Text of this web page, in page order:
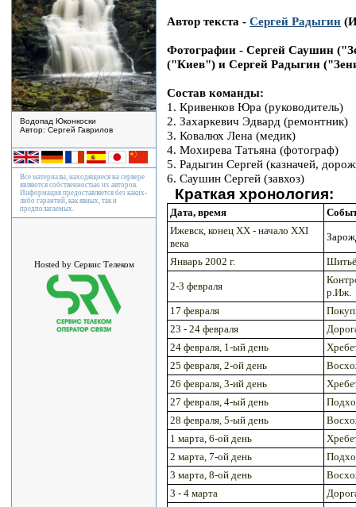
Водопад Юконкоски
Автор: Сергей Гаврилов
Все материалы, находящиеся на сервере
являются собственностью их авторов.
Информация предоставляется без каких-
либо гарантий, как явных, так и
предполагаемых.
Hosted by Сервис Телеком
Автор текста - Сергей Радыгин
Фотографии - Сергей Саушин
("Киев") и Сергей Радыгин
Состав команды:
1. Кривенков Юра (руководитель)
2. Захаркевич Эдвард (ремонтник)
3. Ковалюх Лена (медик)
4. Мохирева Татьяна (фотограф)
5. Радыгин Сергей (казначей,
6. Саушин Сергей (завхоз)
Краткая хронология:
Дата, время
Ижевск, конец XX - начало XXI
века
Январь 2002 г. Шитьё
2-3 февраля
р.Иж.
17 февраля
23 - 24 февраля
24 февраля, 1-ый день
25 февраля, 2-ой день
26 февраля, 3-ий день
27 февраля, 4-ый день
28 февраля, 5-ый день
1 марта, 6-ой день
2 марта, 7-ой день
3 марта, 8-ой день
3 - 4 марта